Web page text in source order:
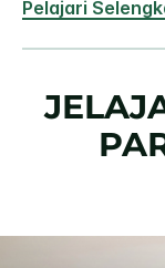
Pelajari